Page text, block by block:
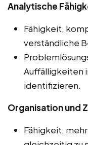
Analytische
Fähigkeit,
verständliche
Auffälligkeiten
identifizieren.
Organisation und
Fähigkeit,